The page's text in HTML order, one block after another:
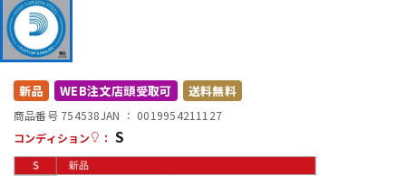
配信/ライブ機器
新品 WEB注文店頭受取可 送料無料
商品番号 754538JAN ： 0019954211127
コンディション
： S